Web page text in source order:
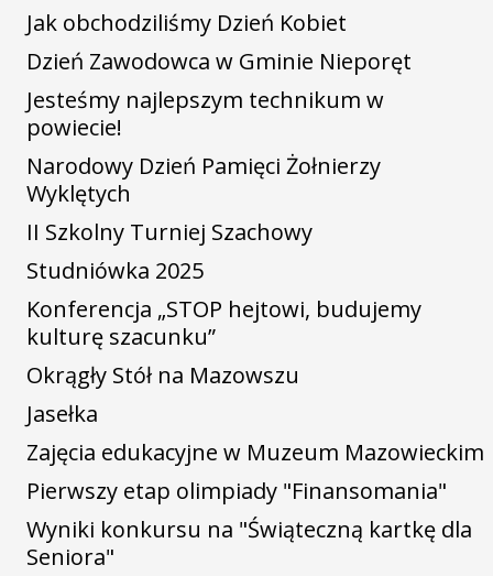
Jak obchodziliśmy Dzień Kobiet
Dzień Zawodowca w Gminie Nieporęt
Jesteśmy najlepszym technikum w
powiecie!
Narodowy Dzień Pamięci Żołnierzy
Wyklętych
II Szkolny Turniej Szachowy
Studniówka 2025
Konferencja „STOP hejtowi, budujemy
kulturę szacunku”
Okrągły Stół na Mazowszu
Jasełka
Zajęcia edukacyjne w Muzeum Mazowieckim
Pierwszy etap olimpiady "Finansomania"
Wyniki konkursu na "Świąteczną kartkę dla
Seniora"